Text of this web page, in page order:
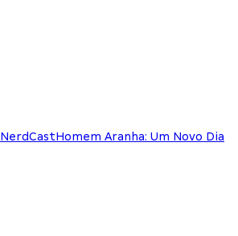
NerdCastHomem Aranha: Um Novo Dia